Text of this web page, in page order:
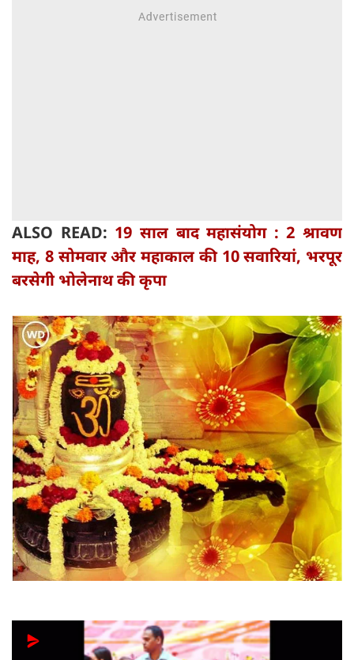
ALSO READ: 19 साल बाद महासंयोग : 2 श्रावण
माह, 8 सोमवार और महाकाल की 10 सवारियां, भरपूर
बरसेगी भोलेनाथ की कृपा